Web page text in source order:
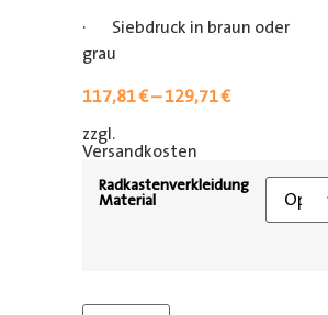
· Siebdruck in braun oder
grau
117,81€–129,71€
zzgl.
Versandkosten
Radkastenverkleidung
Material